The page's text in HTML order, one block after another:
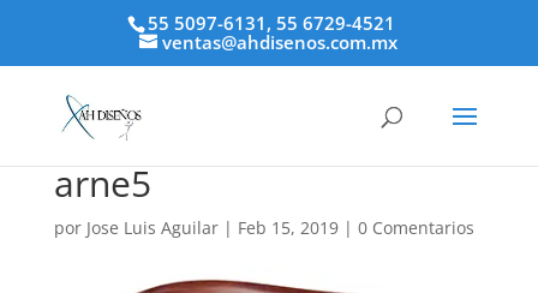
55 5097-6131, 55 6729-4521
ventas@ahdisenos.com.mx
arne5
por Jose Luis Aguilar| Feb 15, 2019| 0 Comentarios